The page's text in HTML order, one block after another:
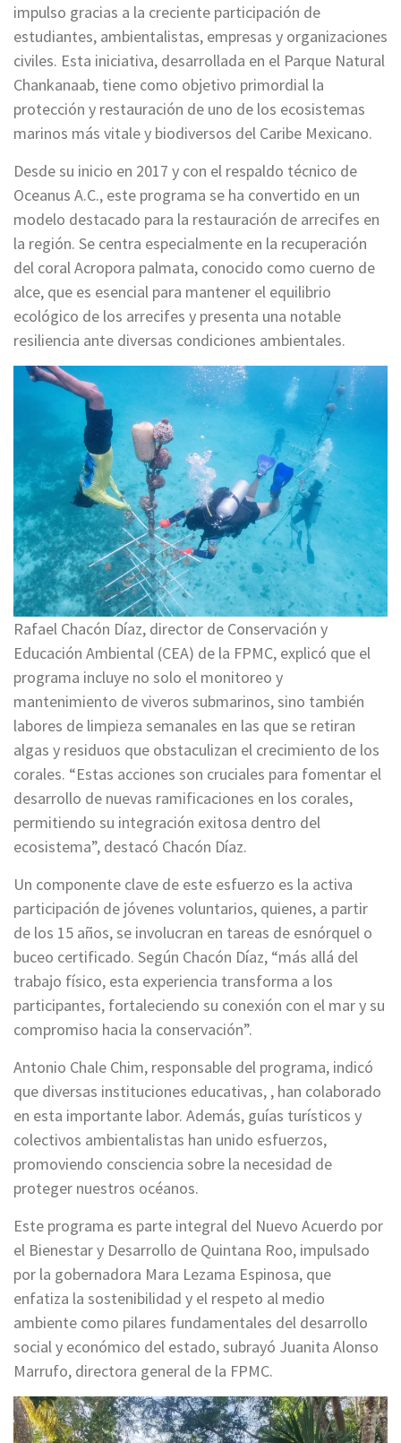
impulso gracias a la creciente participación de
estudiantes, ambientalistas, empresas y organizaciones
civiles. Esta iniciativa, desarrollada en el Parque Natural
Chankanaab, tiene como objetivo primordial la
protección y restauración de uno de los ecosistemas
marinos más vitale y biodiversos del Caribe Mexicano.
Desde su inicio en 2017 y con el respaldo técnico de
Oceanus A.C., este programa se ha convertido en un
modelo destacado para la restauración de arrecifes en
la región. Se centra especialmente en la recuperación
del coral Acropora palmata, conocido como cuerno de
alce, que es esencial para mantener el equilibrio
ecológico de los arrecifes y presenta una notable
resiliencia ante diversas condiciones ambientales.
Rafael Chacón Díaz, director de Conservación y
Educación Ambiental (CEA) de la FPMC, explicó que el
programa incluye no solo el monitoreo y
mantenimiento de viveros submarinos, sino también
labores de limpieza semanales en las que se retiran
algas y residuos que obstaculizan el crecimiento de los
corales. “Estas acciones son cruciales para fomentar el
desarrollo de nuevas ramificaciones en los corales,
permitiendo su integración exitosa dentro del
ecosistema”, destacó Chacón Díaz.
Un componente clave de este esfuerzo es la activa
participación de jóvenes voluntarios, quienes, a partir
de los 15 años, se involucran en tareas de esnórquel o
buceo certificado. Según Chacón Díaz, “más allá del
trabajo físico, esta experiencia transforma a los
participantes, fortaleciendo su conexión con el mar y su
compromiso hacia la conservación”.
Antonio Chale Chim, responsable del programa, indicó
que diversas instituciones educativas, , han colaborado
en esta importante labor. Además, guías turísticos y
colectivos ambientalistas han unido esfuerzos,
promoviendo consciencia sobre la necesidad de
proteger nuestros océanos.
Este programa es parte integral del Nuevo Acuerdo por
el Bienestar y Desarrollo de Quintana Roo, impulsado
por la gobernadora Mara Lezama Espinosa, que
enfatiza la sostenibilidad y el respeto al medio
ambiente como pilares fundamentales del desarrollo
social y económico del estado, subrayó Juanita Alonso
Marrufo, directora general de la FPMC.